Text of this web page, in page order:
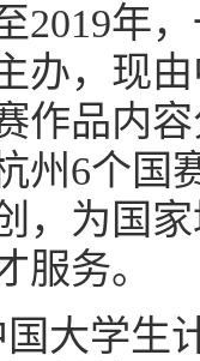
2019年
办，现
作品内
州6个国
，为国
服务。
国大学生